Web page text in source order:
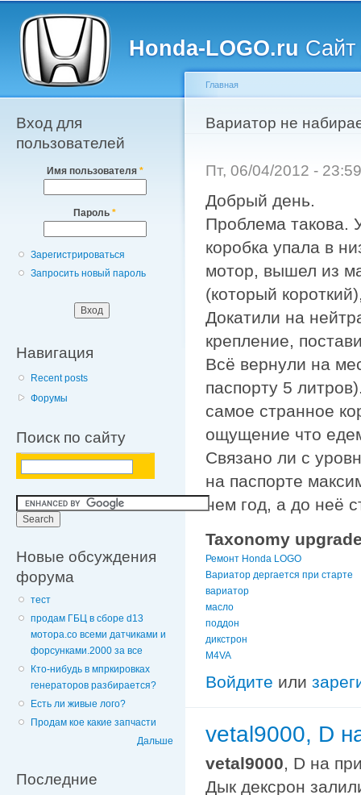
Honda-LOGO.ru Сайт
Главное меню
Вход для
пользователей
Имя пользователя *
Пароль *
Зарегистрироваться
Запросить новый пароль
Навигация
Recent posts
Форумы
Поиск по сайту
Новые обсуждения
форума
тест
продам ГБЦ в сборе d13
мотора.со всеми датчиками и
форсунками.2000 за все
Кто-нибудь в мпркировках
генераторов разбирается?
Есть ли живые лого?
Продам кое какие запчасти
Дальше
Последние
Вы здесь
Главная
Вариатор не
Пт, 06/04/2012 -
Добрый день.
Проблема такова.
коробка упала в
мотор, вышел из
(который
Докатили на
крепление,
Всё вернули на
паспорту 5
самое странное
ощущение что
Связано ли с
на паспорте
нем год, а до неё
Taxonomy
Ремонт Honda LOGO
Вариатор дергается при старте
вариатор
масло
поддон
дикстрон
M4VA
Войдите или
vetal9000, D
vetal9000, D на
Дык дексрон